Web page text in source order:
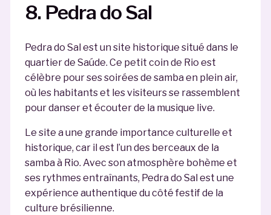
8. Pedra do Sal
Pedra do Sal est un site historique situé dans le
quartier de Saúde. Ce petit coin de Rio est
célèbre pour ses soirées de samba en plein air,
où les habitants et les visiteurs se rassemblent
pour danser et écouter de la musique live.
Le site a une grande importance culturelle et
historique, car il est l’un des berceaux de la
samba à Rio. Avec son atmosphère bohème et
ses rythmes entraînants, Pedra do Sal est une
expérience authentique du côté festif de la
culture brésilienne.